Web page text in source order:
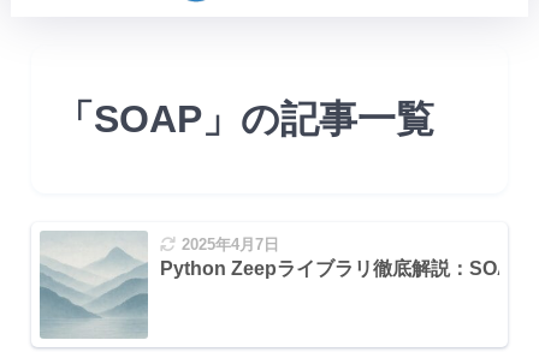
「SOAP」の記事一覧
2025年4月7日
Python Zeepライブラリ徹底解説：SOAP